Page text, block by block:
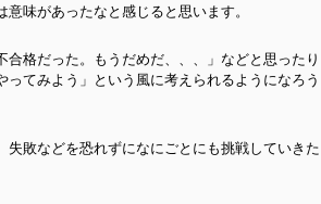
味があったなと感じると思います。
格だった。もうだめだ、、、」などと思ったり
てみよう」という風に考えられるようになろう
敗などを恐れずになにごとにも挑戦していきた